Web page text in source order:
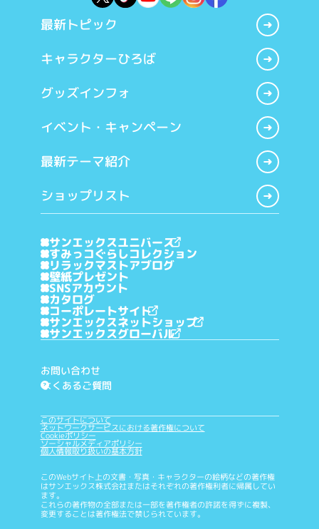
最新トピック
キャラクターひろば
グッズインフォ
イベント・キャンペーン
最新テーマ紹介
ショップリスト
サンエックスユニバース
すみっコぐらしコレクション
リラックマストアブログ
壁紙プレゼント
SNSアカウント
カタログ
コーポレートサイト
サンエックスネットショップ
サンエックスグローバル
お問い合わせ
?
よくあるご質問
このサイトについて
ネットワークサービスにおける著作権について
Cookieポリシー
ソーシャルメディアポリシー
個人情報取り扱いの基本方針
このWebサイト上の文書・写真・キャラクターの絵柄などの著作権
はサンエックス株式会社またはそれぞれの著作権利者に帰属してい
ます。
これらの著作物の全部または一部を著作権者の許諾を得ずに複製、
変更することは著作権法で禁じられています。